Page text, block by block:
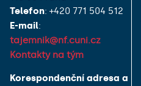
Telefon: +420 771 504 512
E-mail:
tajemnik@nf.cuni.cz
Kontakty na tým
Korespondenční adresa a